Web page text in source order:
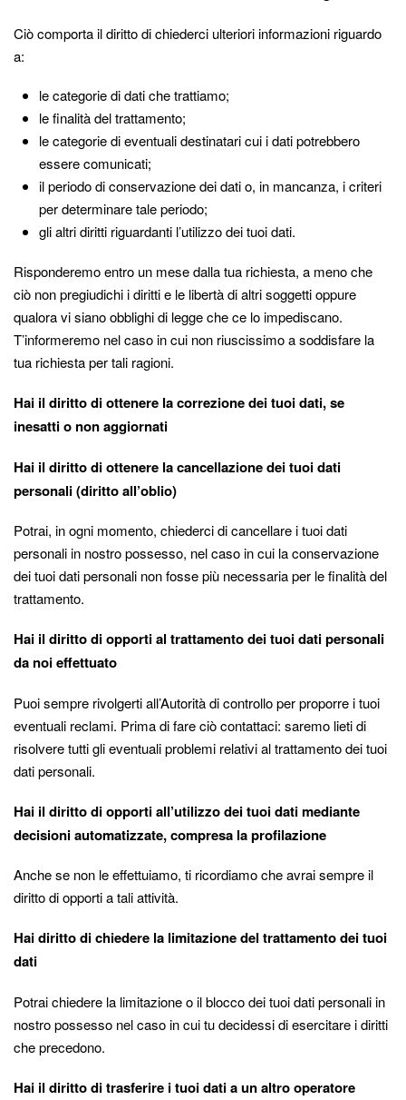
Ciò comporta il diritto di chiederci ulteriori informazioni riguardo
a:
le categorie di dati che trattiamo;
le finalità del trattamento;
le categorie di eventuali destinatari cui i dati potrebbero
essere comunicati;
il periodo di conservazione dei dati o, in mancanza, i criteri
per determinare tale periodo;
gli altri diritti riguardanti l’utilizzo dei tuoi dati.
Risponderemo entro un mese dalla tua richiesta, a meno che
ciò non pregiudichi i diritti e le libertà di altri soggetti oppure
qualora vi siano obblighi di legge che ce lo impediscano.
T’informeremo nel caso in cui non riuscissimo a soddisfare la
tua richiesta per tali ragioni.
Hai il diritto di ottenere la correzione dei tuoi dati, se
inesatti o non aggiornati
Hai il diritto di ottenere la cancellazione dei tuoi dati
personali (diritto all’oblio)
Potrai, in ogni momento, chiederci di cancellare i tuoi dati
personali in nostro possesso, nel caso in cui la conservazione
dei tuoi dati personali non fosse più necessaria per le finalità del
trattamento.
Hai il diritto di opporti al trattamento dei tuoi dati personali
da noi effettuato
Puoi sempre rivolgerti all’Autorità di controllo per proporre i tuoi
eventuali reclami. Prima di fare ciò contattaci: saremo lieti di
risolvere tutti gli eventuali problemi relativi al trattamento dei tuoi
dati personali.
Hai il diritto di opporti all’utilizzo dei tuoi dati mediante
decisioni automatizzate, compresa la profilazione
Anche se non le effettuiamo, ti ricordiamo che avrai sempre il
diritto di opporti a tali attività.
Hai diritto di chiedere la limitazione del trattamento dei tuoi
dati
Potrai chiedere la limitazione o il blocco dei tuoi dati personali in
nostro possesso nel caso in cui tu decidessi di esercitare i diritti
che precedono.
Hai il diritto di trasferire i tuoi dati a un altro operatore